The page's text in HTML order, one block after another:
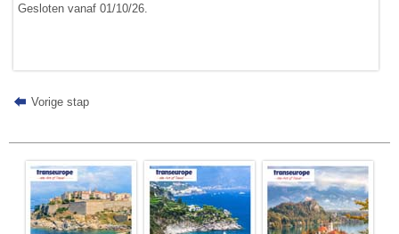
Gesloten vanaf 01/10/26.
Vorige stap